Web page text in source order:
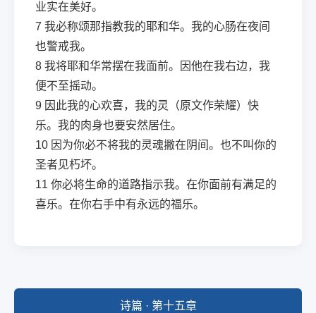
业实在美好。
7 我必称颂那指教我的耶和华。我的心肠在夜间
也警戒我。
8 我将耶和华常摆在我面前。因他在我右边，我
便不至摇动。
9 因此我的心欢喜，我的灵（原文作荣耀）快
乐。我的肉身也要安然居住。
10 因为你必不将我的灵魂撇在阴间。也不叫你的
圣者见朽坏。
11 你必将生命的道路指示我。在你面前有满足的
喜乐。在你右手中有永远的福乐。
诗篇 · 第十五章